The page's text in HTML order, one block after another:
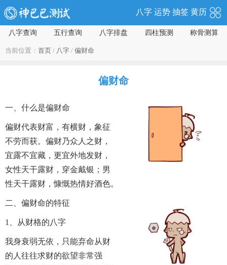
八字 运势 抽签 黄历
八字查询 五行查询 八字排盘 四柱预测 称骨测算
当前位置： 首页 / 八字 / 偏财命
偏财命
一、什么是偏财命
偏财代表财富，有横财，象征
不劳而获。偏财乃众人之财，
宜露不宜藏，更宜外地发财，
女性天干露财，穿金戴银；男
性天干露财，慷慨热情好酒色。
二、偏财命的特征
1、从财格的八字
我身衰弱无依，只能弃命从财
的人往往求财的欲望非常强